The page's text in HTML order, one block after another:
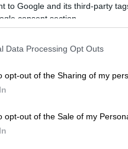
to Google and its third-party
consent section.
Data Processing Opt Outs
opt-out of the Sharing of my
opt-out of the Sale of my
το ΕΘΝΟΣ στη Google
σκύλο.